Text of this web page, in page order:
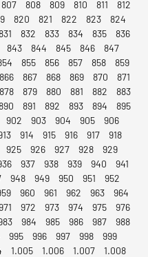
807 808 809 810 811
812
820 821 822 823
824
832 833 834 835
836
843 844 845 846
847
855 856 857 858
859
866 867 868 869 870
871
878 879 880 881 882
883
891 892 893 894
895
902 903 904 905
906
914 915 916 917
918
925 926 927 928
929
937 938 939 940
941
948 949 950 951
952
960 961 962 963
964
972 973 974 975
976
984 985 986 987
988
995 996 997 998
999
1.005 1.006 1.007
1.008